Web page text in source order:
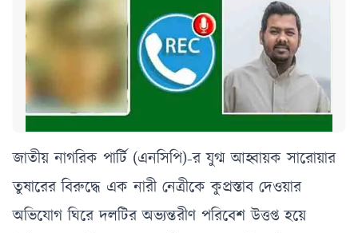
জাতীয় নাগরিক পার্টি (এনসিপি)-র যুগ্ম আহ্বায়ক সারোয়ার
তুষারের বিরুদ্ধে এক নারী নেত্রীকে কুপ্রস্তাব দেওয়ার
অভিযোগ ঘিরে দলটির অভ্যন্তরীণ পরিবেশ উত্তপ্ত হয়ে